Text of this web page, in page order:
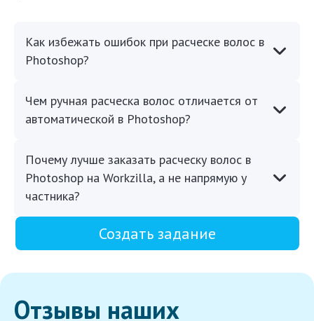
Как избежать ошибок при расческе волос в
Photoshop?
Чем ручная расческа волос отличается от
автоматической в Photoshop?
Почему лучше заказать расческу волос в
Photoshop на Workzilla, а не напрямую у
частника?
Создать задание
Отзывы наших